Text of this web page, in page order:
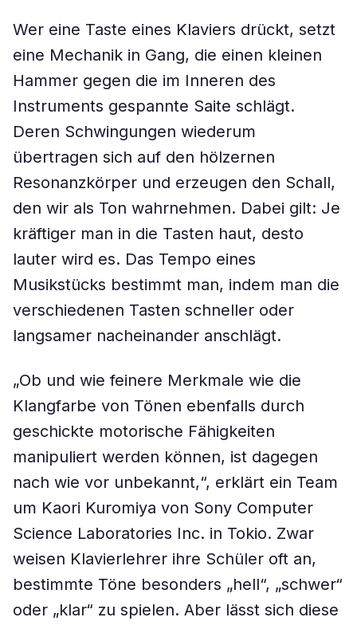
Wer eine Taste eines Klaviers drückt, setzt
eine Mechanik in Gang, die einen kleinen
Hammer gegen die im Inneren des
Instruments gespannte Saite schlägt.
Deren Schwingungen wiederum
übertragen sich auf den hölzernen
Resonanzkörper und erzeugen den Schall,
den wir als Ton wahrnehmen. Dabei gilt: Je
kräftiger man in die Tasten haut, desto
lauter wird es. Das Tempo eines
Musikstücks bestimmt man, indem man die
verschiedenen Tasten schneller oder
langsamer nacheinander anschlägt.
„Ob und wie feinere Merkmale wie die
Klangfarbe von Tönen ebenfalls durch
geschickte motorische Fähigkeiten
manipuliert werden können, ist dagegen
nach wie vor unbekannt,“, erklärt ein Team
um Kaori Kuromiya von Sony Computer
Science Laboratories Inc. in Tokio. Zwar
weisen Klavierlehrer ihre Schüler oft an,
bestimmte Töne besonders „hell“, „schwer“
oder „klar“ zu spielen. Aber lässt sich diese